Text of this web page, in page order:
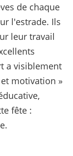
de chaque
l'estrade. Ils
leur travail
a visiblement
motivation »
fête :